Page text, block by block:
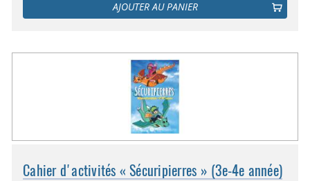
AJOUTER AU PANIER
Cahier d'activités « Sécuripierres » (3e-4e année)